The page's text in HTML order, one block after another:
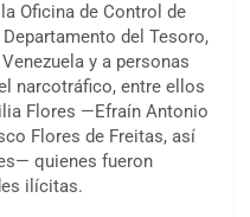
Oficina de Control de
del Tesoro,
y a personas
narcotráfico, entre ellos
Flores —Efraín Antonio
Flores de Freitas, así
quienes fueron
ilícitas.